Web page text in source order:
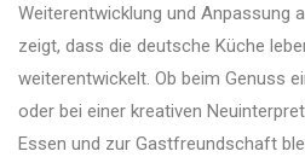
Weiterentwicklung und Anpassung
zeigt, dass die deutsche Küche
weiterentwickelt. Ob beim Genuss
oder bei einer kreativen
Essen und zur Gastfreundschaft